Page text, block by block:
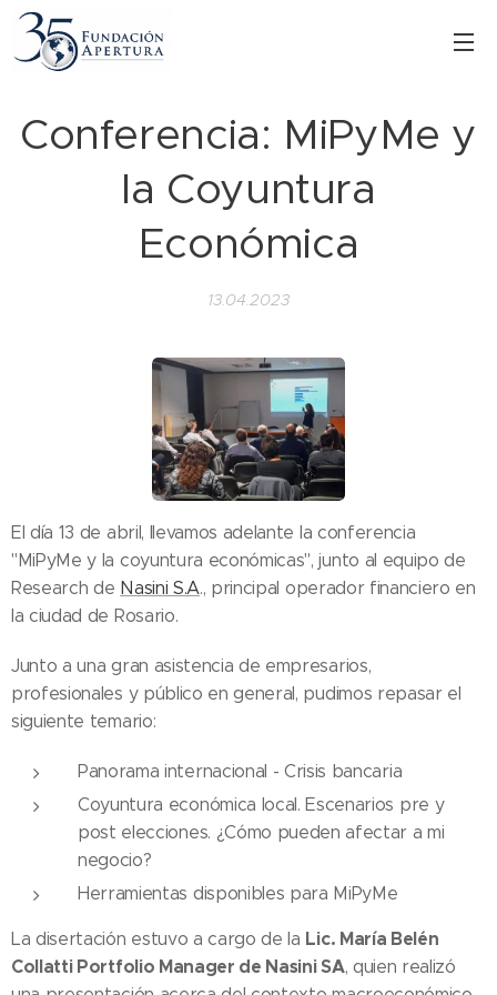
Conferencia: MiPyMe y
la Coyuntura
Económica
13.04.2023
El día 13 de abril, llevamos adelante la conferencia
"MiPyMe y la coyuntura económicas", junto al equipo de
Research de Nasini S.A., principal operador financiero en
la ciudad de Rosario.
Junto a una gran asistencia de empresarios,
profesionales y público en general, pudimos repasar el
siguiente temario:
Panorama internacional - Crisis bancaria
Coyuntura económica local. Escenarios pre y
post elecciones. ¿Cómo pueden afectar a mi
negocio?
Herramientas disponibles para MiPyMe
La disertación estuvo a cargo de la Lic. María Belén
Collatti Portfolio Manager de Nasini SA, quien realizó